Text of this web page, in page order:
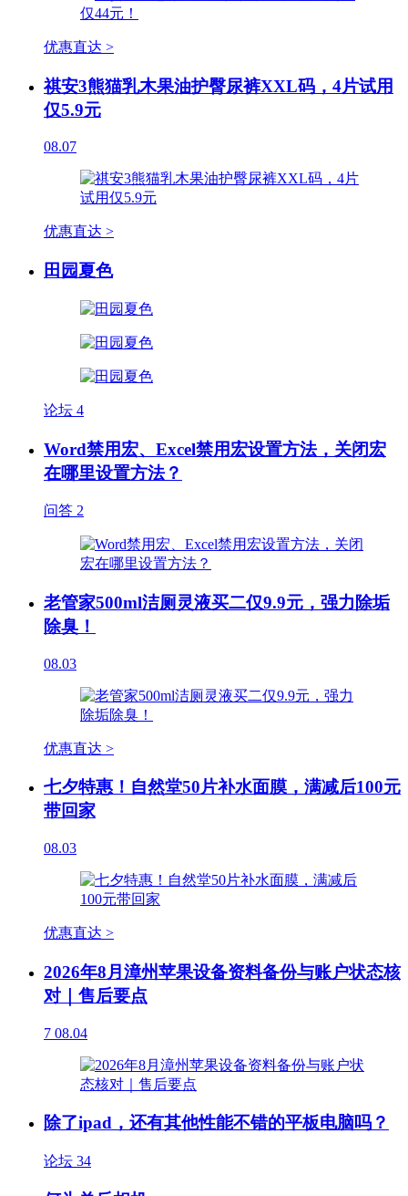
优惠直达 >
祺安3熊猫乳木果油护臀尿裤XXL码，4片试用
仅5.9元
08.07
优惠直达 >
田园夏色
论坛 4
Word禁用宏、Excel禁用宏设置方法，关闭宏
在哪里设置方法？
问答 2
老管家500ml洁厕灵液买二仅9.9元，强力除垢
除臭！
08.03
优惠直达 >
七夕特惠！自然堂50片补水面膜，满减后100元
带回家
08.03
优惠直达 >
2026年8月漳州苹果设备资料备份与账户状态核
对｜售后要点
7 08.04
除了ipad，还有其他性能不错的平板电脑吗？
论坛 34